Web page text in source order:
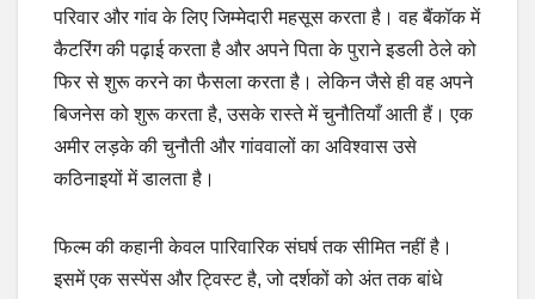
परिवार और गांव के लिए जिम्मेदारी महसूस करता है। वह बैंकॉक में
कैटरिंग की पढ़ाई करता है और अपने पिता के पुराने इडली ठेले को
फिर से शुरू करने का फैसला करता है। लेकिन जैसे ही वह अपने
बिजनेस को शुरू करता है, उसके रास्ते में चुनौतियाँ आती हैं। एक
अमीर लड़के की चुनौती और गांववालों का अविश्वास उसे
कठिनाइयों में डालता है।
फिल्म की कहानी केवल पारिवारिक संघर्ष तक सीमित नहीं है।
इसमें एक सस्पेंस और ट्विस्ट है, जो दर्शकों को अंत तक बांधे